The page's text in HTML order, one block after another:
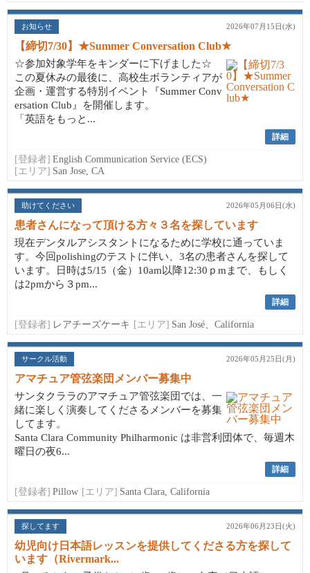
お知らせ 2026年07月15日(水)
【締切7/30】★Summer Conversation Club★
☆参加対象学年をキンダーに下げました☆
この夏休みの最後に、高校生ボランティアが
企画・運営する特別イベント『Summer Conv
ersation Club』を開催します。
「英語をもっと...
詳細
[登録者] English Communication Service (ECS)
[エリア] San Jose, CA
助けてください 2026年05月06日(水)
患者さんになって頂ける方々３名を探しています
現在デンタルアシスタントになるために学校に通っていま
す。今回polishingのテストに伴い、3名の患者さんを探して
います。日時は5/15（金）10am以降12:30ｐmまで、もしく
は2pmから３pm...
詳細
[登録者] レアチーズケーキ [エリア] San José、California
サークル活動 2026年05月25日(月)
アマチュア管弦楽団メンバー募集中
サンタクララのアマチュア管弦楽団では、一
緒に楽しく演奏してくださるメンバーを募集
してます。
Santa Clara Community Philharmonic は非営利団体で、毎週木
曜日の夜6...
詳細
[登録者] Pillow [エリア] Santa Clara, California
探してます 2026年06月23日(火)
幼児向け日本語レッスンを提供してくださる方を探して
います（Rivermark...